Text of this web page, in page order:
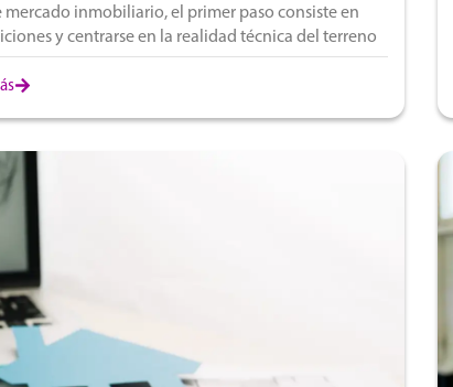
mercado inmobiliario, el primer paso consiste en
y centrarse en la realidad técnica del terreno
local, donde